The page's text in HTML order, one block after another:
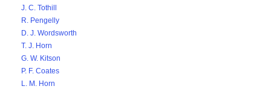
J. C. Tothill
R. Pengelly
D. J. Wordsworth
T. J. Horn
G. W. Kitson
P. F. Coates
L. M. Horn